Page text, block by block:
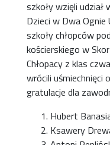
szkoły wzięli
Dzieci w Dwa
szkoły chłopców
kościerskiego w
Chłopacy z klas
wrócili uśmiechnięci
gratulacje dla
Hubert
Ksawery